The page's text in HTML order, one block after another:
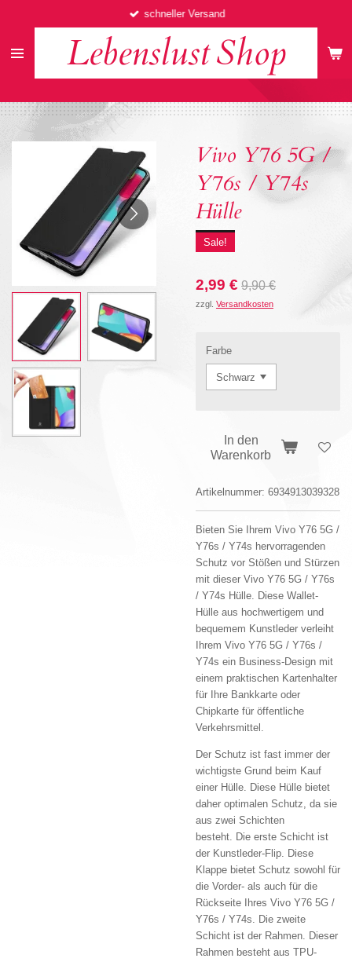
springen
LebenslustShop
schneller Versand
Vivo Y76 5G /
Y76s / Y74s
Hülle
Sale!
2,99 € 9,90 €
zzgl. Versandkosten
Farbe
In den
Warenkorb
Artikelnummer: 6934913039328
Bieten Sie Ihrem Vivo Y76 5G /
Y76s / Y74s hervorragenden
Schutz vor Stößen und Stürzen
mit dieser Vivo Y76 5G / Y76s
/ Y74s Hülle. Diese Wallet-
Hülle aus hochwertigem und
bequemem Kunstleder verleiht
Ihrem Vivo Y76 5G / Y76s /
Y74s ein Business-Design mit
einem praktischen Kartenhalter
für Ihre Bankkarte oder
Chipkarte für öffentliche
Verkehrsmittel.
Der Schutz ist fast immer der
wichtigste Grund beim Kauf
einer Hülle. Diese Hülle bietet
daher optimalen Schutz, da sie
aus zwei Schichten
besteht. Die erste Schicht ist
der Kunstleder-Flip. Diese
Klappe bietet Schutz sowohl für
die Vorder- als auch für die
Rückseite Ihres Vivo Y76 5G /
Y76s / Y74s. Die zweite
Schicht ist der Rahmen. Dieser
Rahmen besteht aus TPU-